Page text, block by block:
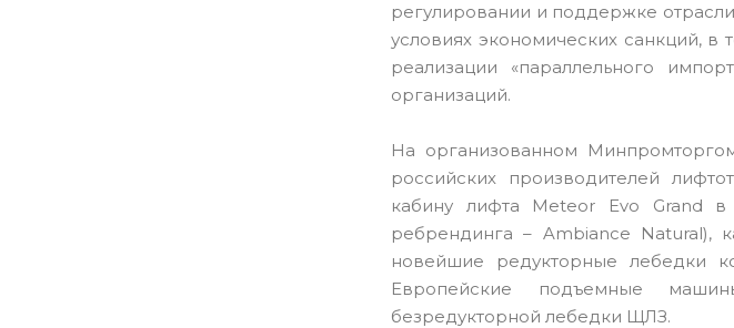
регулировании и поддержке
условиях экономических санкций,
реализации «параллельного
организаций.
На организованном
российских производителей
кабину лифта Meteor Evo Grand
ребрендинга – Ambiance Natural),
новейшие редукторные лебедки
Европейские подъемные
безредукторной лебедки ЩЛЗ.